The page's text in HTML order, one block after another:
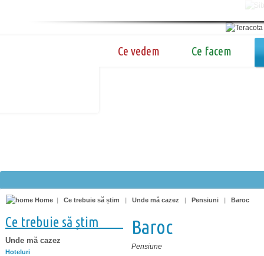
Ce vedem Ce facem
Home | Ce trebuie să știm | Unde mă cazez | Pensiuni | Baroc
Ce trebuie să știm
Unde mă cazez
Hoteluri
Baroc
Pensiune